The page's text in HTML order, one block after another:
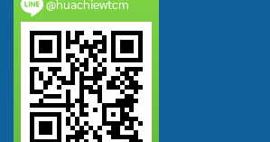
@huachiewtcm